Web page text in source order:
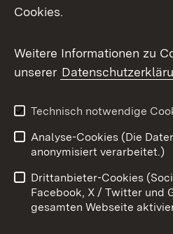
Messenger
Social Wall
X / Twitter
Youtube
Benutzungshinweise
Datenschutz
Cookies.
Weitere Informationen zu
unserer
Technisch notwendige
Analyse-Cookies (Die
anonymisiert verarbeitet.)
Drittanbieter-Cookies
Facebook, X / Twitter und
gesamten Webseite